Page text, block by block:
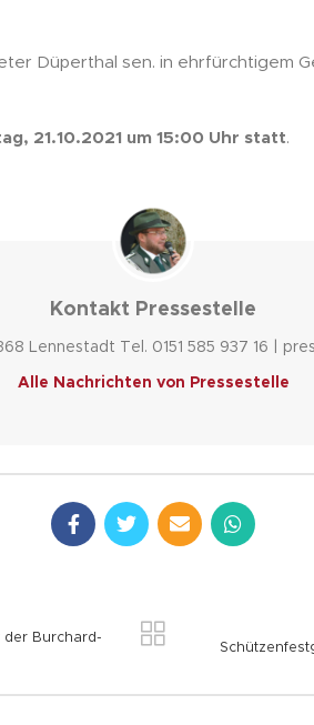
Düperthal sen. in ehrfürchtigem
21.10.2021 um 15:00 Uhr statt.
Kontakt Pressestelle
Lennestadt Tel. 0151 585 937 16 |
Alle Nachrichten von Pressestelle
der Burchard-